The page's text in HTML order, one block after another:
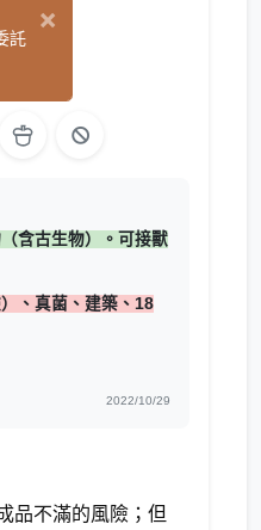
(0)
含古生物）。可接獸
、真菌、建築、18
2022/10/29
品不滿的風險；但
×
託